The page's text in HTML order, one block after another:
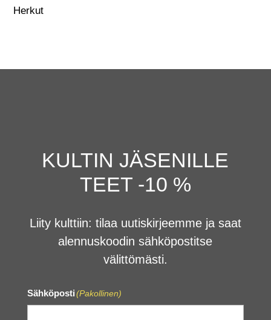
Herkut
KULTIN JÄSENILLE
TEET -10 %
Liity kulttiin: tilaa uutiskirjeemme ja saat
alennuskoodin sähköpostitse
välittömästi.
Sähköposti(Pakollinen)